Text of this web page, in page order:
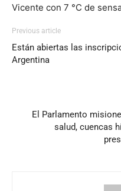
Vicente con 7 °C de
Previous article
Están abiertas las
Argentina
El Parlamento
salud, cuencas